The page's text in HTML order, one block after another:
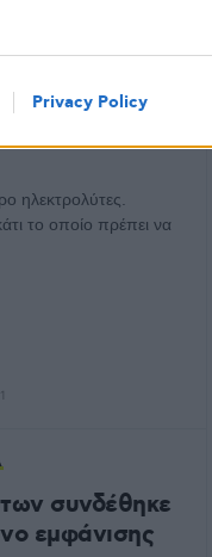
Privacy Policy
για τους
ηλεκτρολύτες.
το οποίο πρέπει να
συνδέθηκε
εμφάνισης